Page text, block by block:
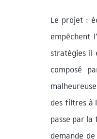
Le projet :
empêchent
stratégies il
composé
des filtres à
passe par la
demande